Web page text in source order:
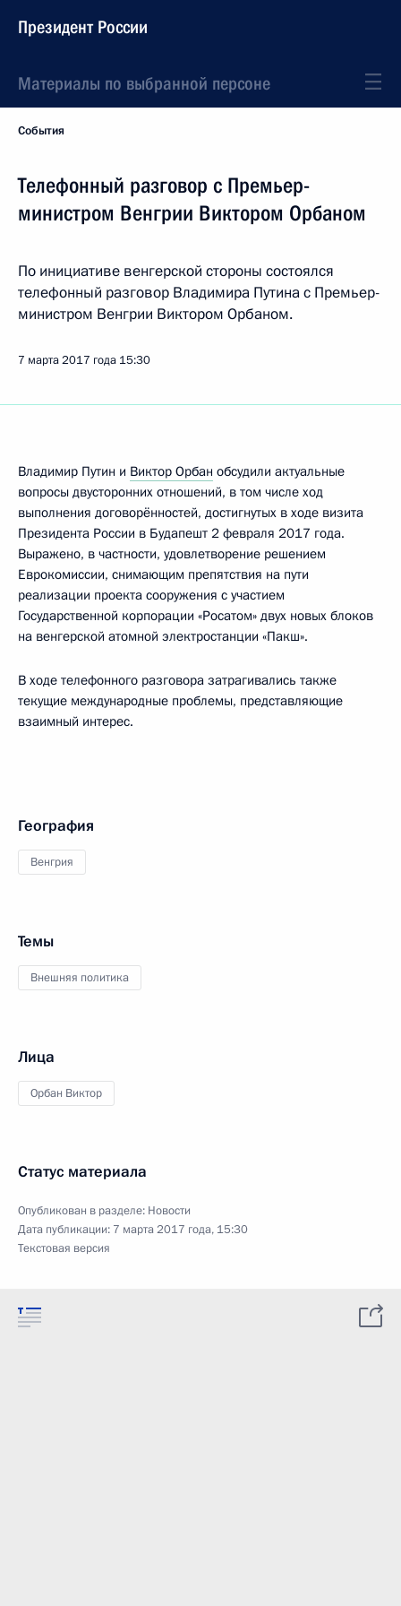
Президент России
Материалы по выбранной персоне
События
Телефонный разговор с Премьер-
министром Венгрии Виктором Орбаном
По инициативе венгерской стороны состоялся
телефонный разговор Владимира Путина с Премьер-
министром Венгрии Виктором Орбаном.
7 марта 2017 года 15:30
Владимир Путин и Виктор Орбан обсудили актуальные
вопросы двусторонних отношений, в том числе ход
выполнения договорённостей, достигнутых в ходе визита
Президента России в Будапешт 2 февраля 2017 года.
Выражено, в частности, удовлетворение решением
Еврокомиссии, снимающим препятствия на пути
реализации проекта сооружения с участием
Государственной корпорации «Росатом» двух новых блоков
на венгерской атомной электростанции «Пакш».
В ходе телефонного разговора затрагивались также
текущие международные проблемы, представляющие
взаимный интерес.
География
Венгрия
Темы
Внешняя политика
Лица
Орбан Виктор
Статус материала
Опубликован в разделе: Новости
Дата публикации: 7 марта 2017 года, 15:30
Текстовая версия